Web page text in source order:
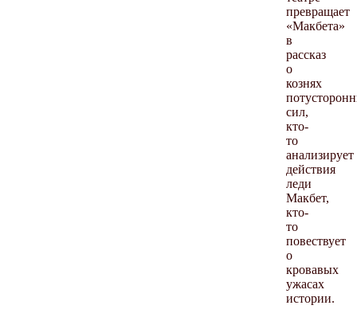
превращает
«Макбета»
в
рассказ
о
кознях
сил,
кто-
то
анализирует
действия
леди
Макбет,
кто-
то
повествует
о
кровавых
ужасах
истории.